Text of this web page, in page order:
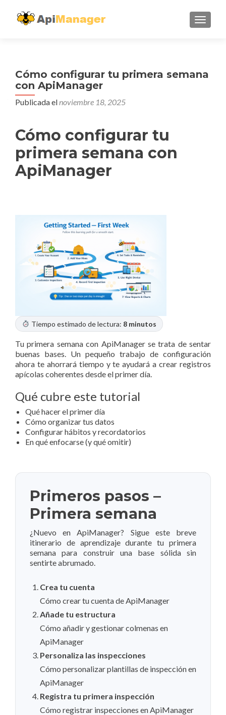
Cómo configurar tu primera semana
con ApiManager
Publicada elnoviembre 18, 2025
Cómo configurar tu
primera semana con
ApiManager
Tiempo estimado de lectura: 8 minutos
Tu primera semana con ApiManager se trata de sentar
buenas bases. Un pequeño trabajo de configuración
ahora te ahorrará tiempo y te ayudará a crear registros
apícolas coherentes desde el primer día.
Qué cubre este tutorial
Qué hacer el primer día
Cómo organizar tus datos
Configurar hábitos y recordatorios
En qué enfocarse (y qué omitir)
Primeros pasos –
Primera semana
¿Nuevo en ApiManager? Sigue este breve
itinerario de aprendizaje durante tu primera
semana para construir una base sólida sin
sentirte abrumado.
Crea tu cuenta
Cómo crear tu cuenta de ApiManager
Añade tu estructura
Cómo añadir y gestionar colmenas en
ApiManager
Personaliza las inspecciones
Cómo personalizar plantillas de inspección en
ApiManager
Registra tu primera inspección
Cómo registrar inspecciones en ApiManager